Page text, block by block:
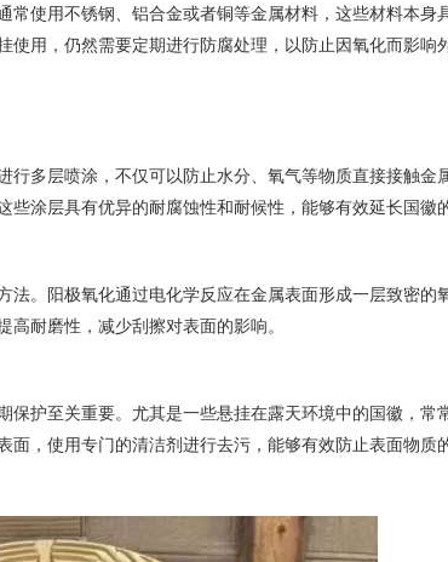
使用不锈钢、铝合金或者铜等金属材料，这些材料本身
用，仍然需要定期进行防腐处理，以防止因氧化而影响
多层喷涂，不仅可以防止水分、氧气等物质直接接触金
涂层具有优异的耐腐蚀性和耐候性，能够有效延长国徽
。阳极氧化通过电化学反应在金属表面形成一层致密的
耐磨性，减少刮擦对表面的影响。
护至关重要。尤其是一些悬挂在露天环境中的国徽，常
，使用专门的清洁剂进行去污，能够有效防止表面物质